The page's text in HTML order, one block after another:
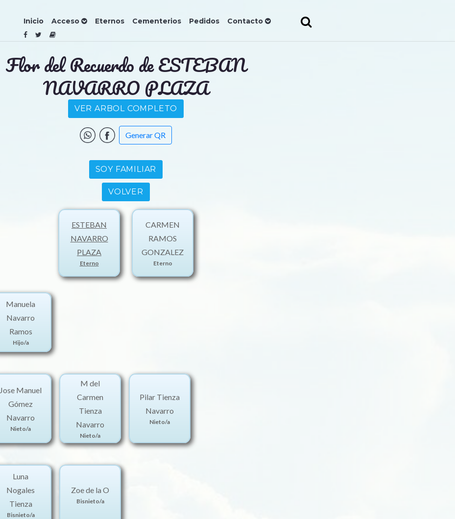
Inicio Acceso Eternos Cementerios Pedidos Contacto
Flor del Recuerdo de ESTEBAN
NAVARRO PLAZA
VER ARBOL COMPLETO
Generar QR
SOY FAMILIAR
VOLVER
ESTEBAN
NAVARRO
PLAZA
Eterno
CARMEN
RAMOS
GONZALEZ
Eterno
Manuela
Navarro
Ramos
Hijo/a
Jose Manuel
Gómez
Navarro
Nieto/a
M del
Carmen
Tienza
Navarro
Nieto/a
Pilar Tienza
Navarro
Nieto/a
Luna
Nogales
Tienza
Bisnieto/a
Zoe de la O
Bisnieto/a